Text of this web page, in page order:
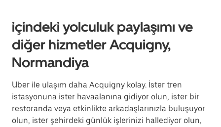
içindeki yolculuk paylaşımı ve
diğer hizmetler Acquigny,
Normandiya
Uber ile ulaşım daha Acquigny kolay. İster tren
istasyonuna ister havaalanına gidiyor olun, ister bir
restoranda veya etkinlikte arkadaşlarınızla buluşuyor
olun, ister şehirdeki günlük işlerinizi hallediyor olun,